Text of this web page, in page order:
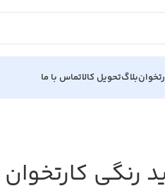
بلاگتحویل کالاتماس با ما
رنگی کارتخوان